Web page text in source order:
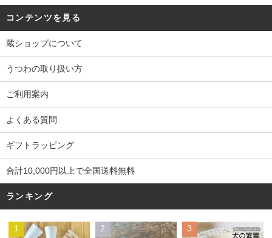
コンテンツを見る
蔵ショップについて
うつわの取り扱い方
ご利用案内
よくある質問
ギフトラッピング
合計10,000円以上で全国送料無料
ランキング
1 2 3